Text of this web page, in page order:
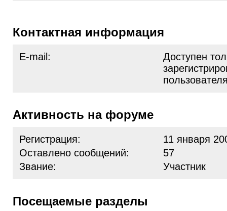
Контактная информация
E-mail:
Доступен
Активность на форуме
Регистрация:
11 января
Оставлено сообщений:
57
Звание:
Участник
Посещаемые разделы